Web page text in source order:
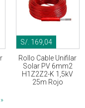
S/. 169,04
Rollo Cable Unifilar
Solar PV 6mm2
H1Z2Z2-K 1,5kV
25m Rojo
»